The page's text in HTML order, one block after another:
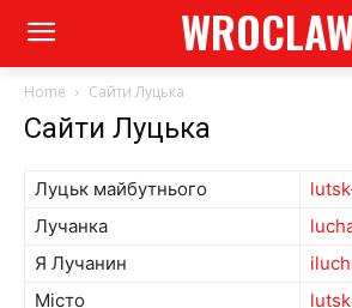
Home Сайти Луцька
Сайти Луцька
Луцьк майбутнього
Лучанка
Я Лучанин
Місто